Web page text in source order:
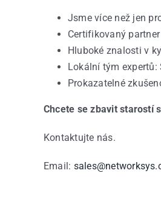
Jsme více než jen
Certifikovaný
Hluboké znalosti v
Lokální tým expertů:
Prokazatelné
Chcete se zbavit starostí
Kontaktujte nás.
Email: sales